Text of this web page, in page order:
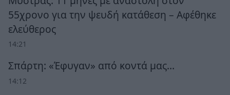
55χρονο για την ψευδή κατάθεση – Αφέθηκε
ελεύθερος
14:21
Σπάρτη: «Έφυγαν» από κοντά μας…
14:12